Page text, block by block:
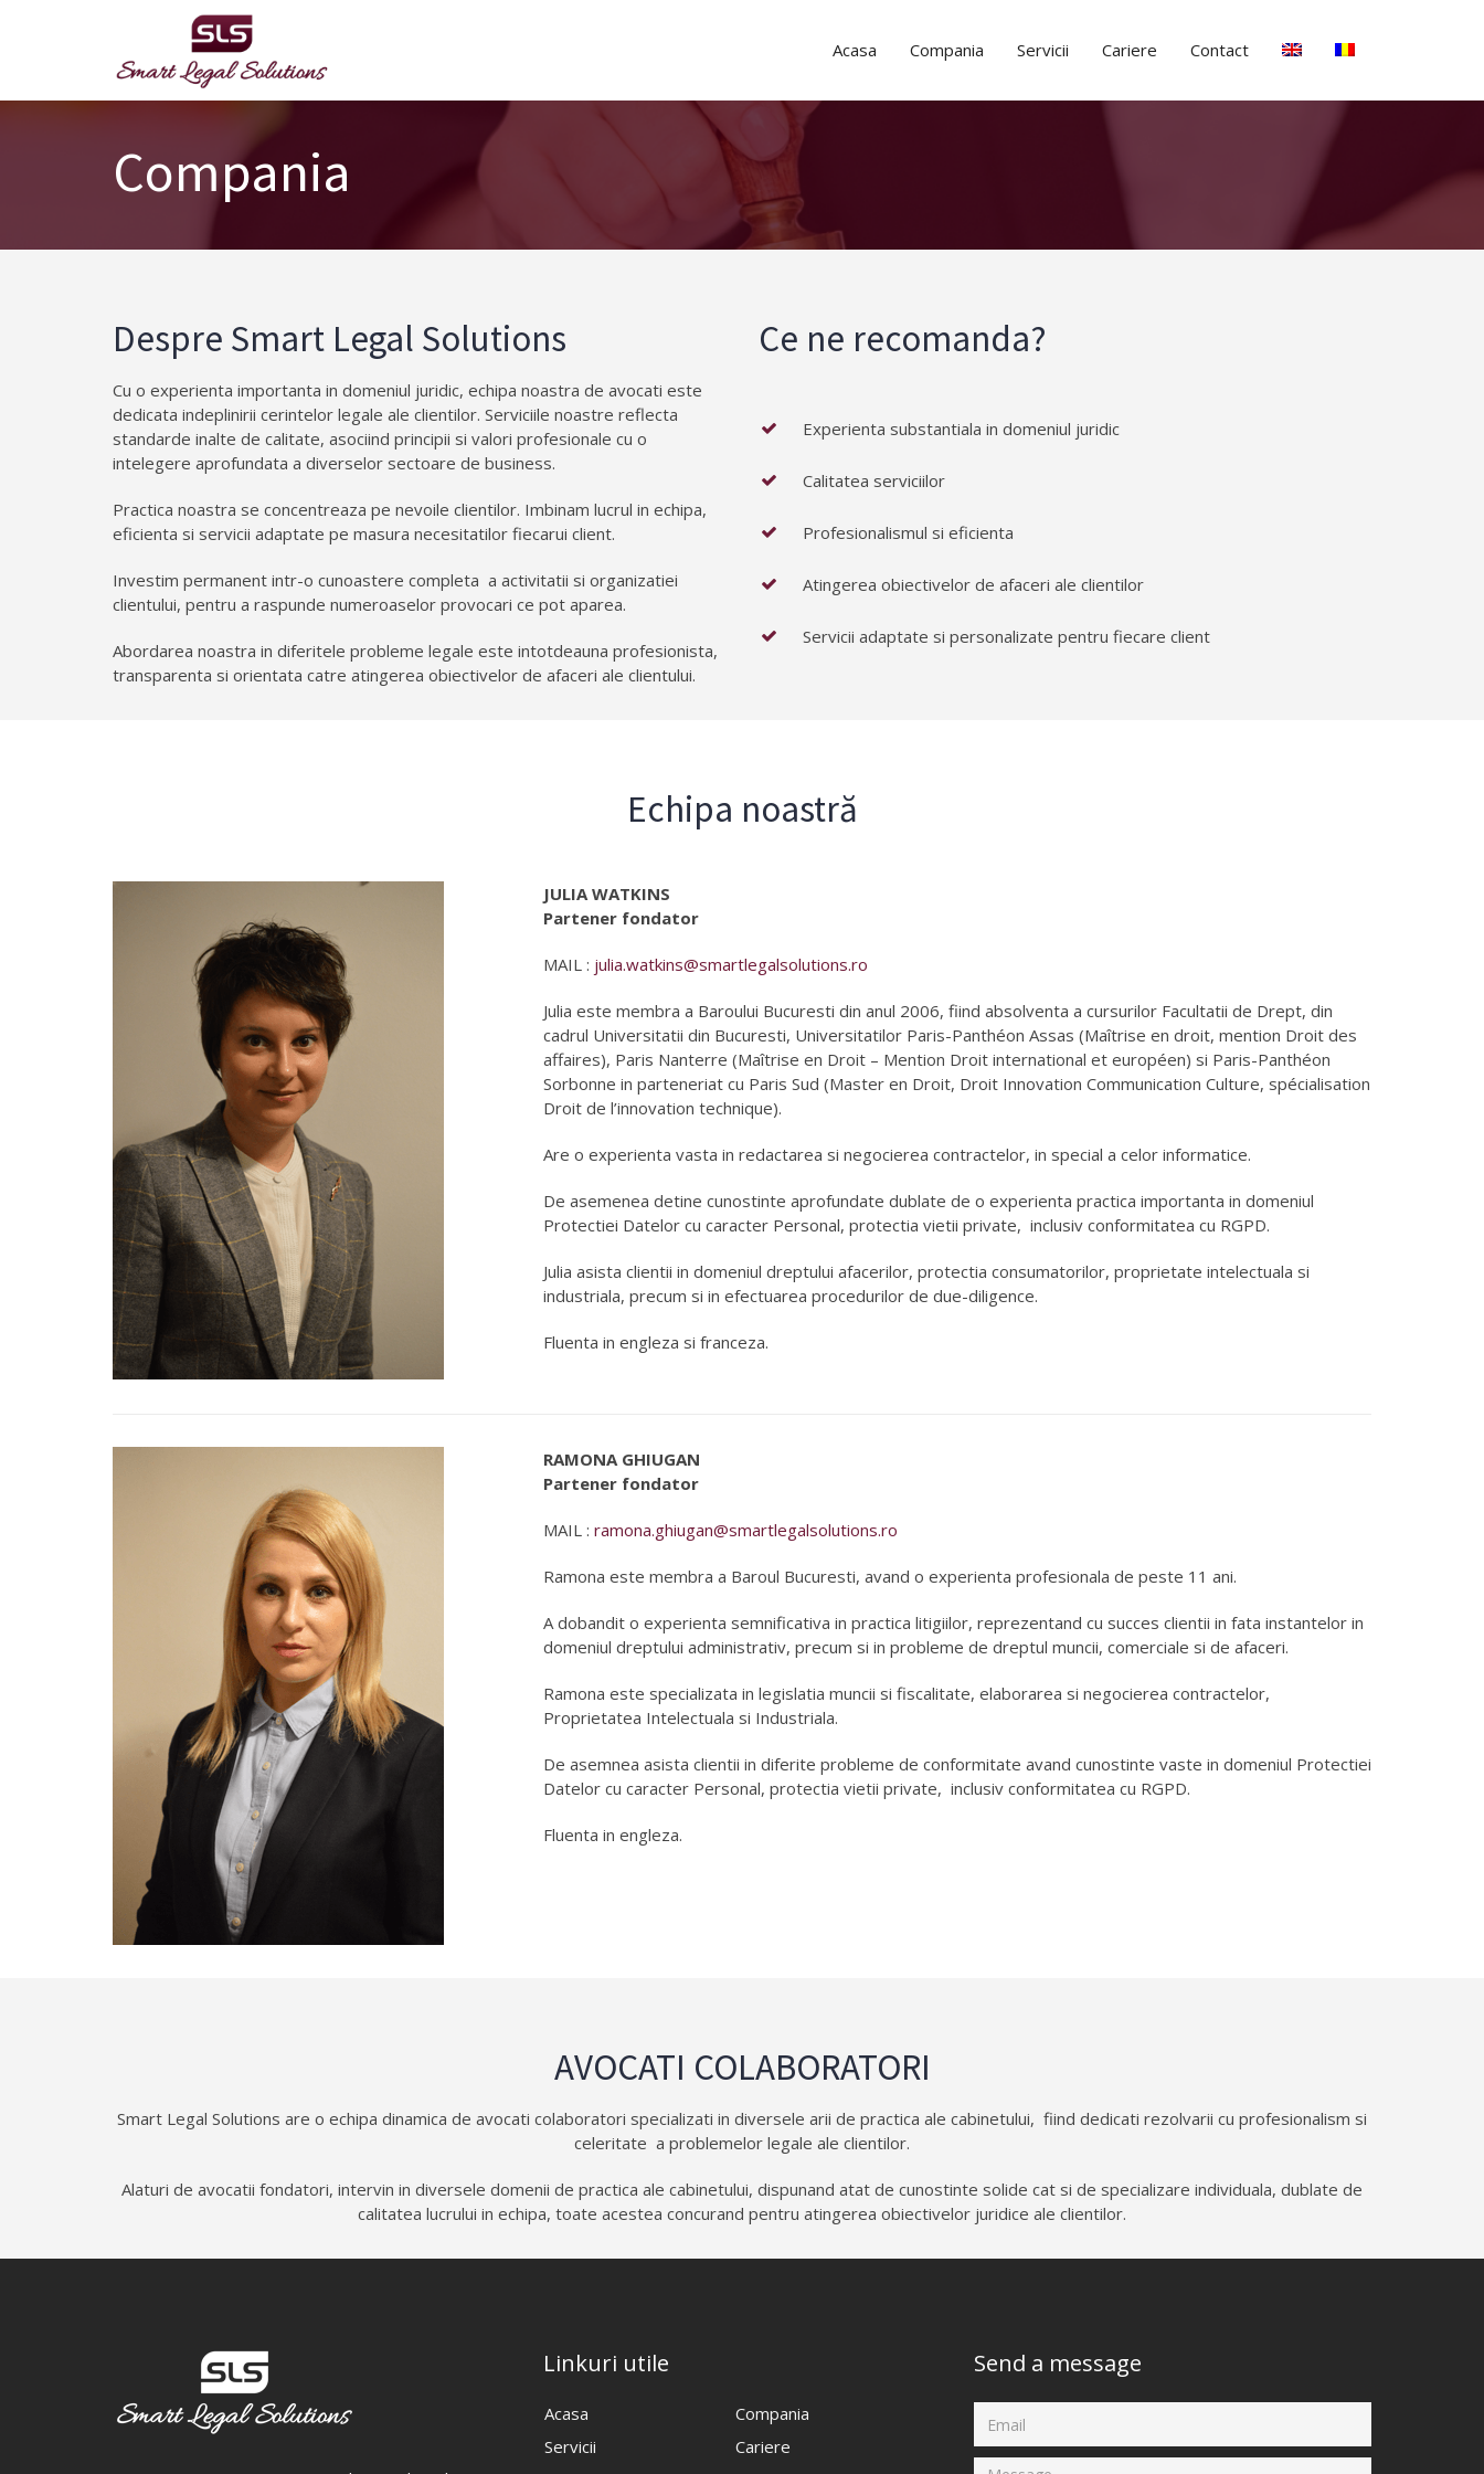
Acasa Compania Servicii Cariere Contact
Compania
Despre Smart Legal Solutions
Cu o experienta importanta in domeniul juridic, echipa noastra de avocati este
dedicata indeplinirii cerintelor legale ale clientilor. Serviciile noastre reflecta
standarde inalte de calitate, asociind principii si valori profesionale cu o
intelegere aprofundata a diverselor sectoare de business.
Practica noastra se concentreaza pe nevoile clientilor. Imbinam lucrul in echipa,
eficienta si servicii adaptate pe masura necesitatilor fiecarui client.
Investim permanent intr-o cunoastere completa a activitatii si organizatiei
clientului, pentru a raspunde numeroaselor provocari ce pot aparea.
Abordarea noastra in diferitele probleme legale este intotdeauna profesionista,
transparenta si orientata catre atingerea obiectivelor de afaceri ale clientului.
Ce ne recomanda?
Experienta substantiala in domeniul juridic
Calitatea serviciilor
Profesionalismul si eficienta
Atingerea obiectivelor de afaceri ale clientilor
Servicii adaptate si personalizate pentru fiecare client
Echipa noastră
JULIA WATKINS
Partener fondator
MAIL : julia.watkins@smartlegalsolutions.ro
Julia este membra a Baroului Bucuresti din anul 2006, fiind absolventa a cursurilor Facultatii de Drept, din
cadrul Universitatii din Bucuresti, Universitatilor Paris-Panthéon Assas (Maîtrise en droit, mention Droit des
affaires), Paris Nanterre (Maîtrise en Droit – Mention Droit international et européen) si Paris-Panthéon
Sorbonne in parteneriat cu Paris Sud (Master en Droit, Droit Innovation Communication Culture, spécialisation
Droit de l’innovation technique).
Are o experienta vasta in redactarea si negocierea contractelor, in special a celor informatice.
De asemenea detine cunostinte aprofundate dublate de o experienta practica importanta in domeniul
Protectiei Datelor cu caracter Personal, protectia vietii private, inclusiv conformitatea cu RGPD.
Julia asista clientii in domeniul dreptului afacerilor, protectia consumatorilor, proprietate intelectuala si
industriala, precum si in efectuarea procedurilor de due-diligence.
Fluenta in engleza si franceza.
RAMONA GHIUGAN
Partener fondator
MAIL : ramona.ghiugan@smartlegalsolutions.ro
Ramona este membra a Baroul Bucuresti, avand o experienta profesionala de peste 11 ani.
A dobandit o experienta semnificativa in practica litigiilor, reprezentand cu succes clientii in fata instantelor in
domeniul dreptului administrativ, precum si in probleme de dreptul muncii, comerciale si de afaceri.
Ramona este specializata in legislatia muncii si fiscalitate, elaborarea si negocierea contractelor,
Proprietatea Intelectuala si Industriala.
De asemnea asista clientii in diferite probleme de conformitate avand cunostinte vaste in domeniul Protectiei
Datelor cu caracter Personal, protectia vietii private, inclusiv conformitatea cu RGPD.
Fluenta in engleza.
AVOCATI COLABORATORI
Smart Legal Solutions are o echipa dinamica de avocati colaboratori specializati in diversele arii de practica ale cabinetului, fiind dedicati rezolvarii cu profesionalism si
celeritate a problemelor legale ale clientilor.
Alaturi de avocatii fondatori, intervin in diversele domenii de practica ale cabinetului, dispunand atat de cunostinte solide cat si de specializare individuala, dublate de
calitatea lucrului in echipa, toate acestea concurand pentru atingerea obiectivelor juridice ale clientilor.
Linkuri utile
Acasa
Compania
Servicii
Cariere
Send a message